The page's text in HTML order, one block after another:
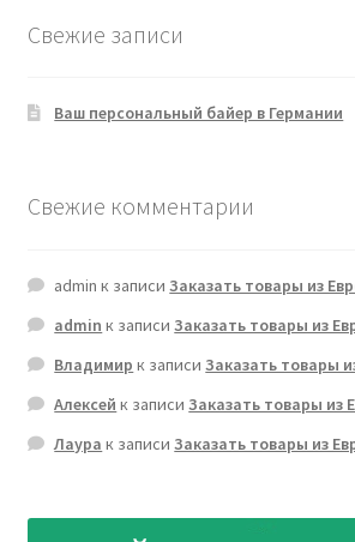
Свежие записи
Ваш персональный байер в Германии
Свежие комментарии
admin к записиЗаказать товары из
admin к записиЗаказать товары из
Владимир к записиЗаказать товары
Алексей к записиЗаказать товары из
Лаура к записиЗаказать товары из